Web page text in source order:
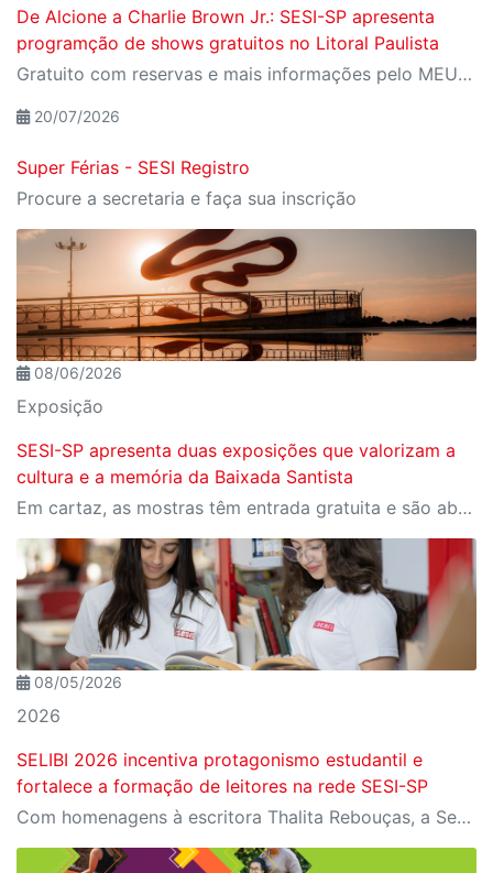
De Alcione a Charlie Brown Jr.: SESI-SP apresenta
programção de shows gratuitos no Litoral Paulista
Gratuito com reservas e mais informações pelo MEU SESI
20/07/2026
Super Férias - SESI Registro
Procure a secretaria e faça sua inscrição
08/06/2026
Exposição
SESI-SP apresenta duas exposições que valorizam a
cultura e a memória da Baixada Santista
Em cartaz, as mostras têm entrada gratuita e são abertas à visitação
08/05/2026
2026
SELIBI 2026 incentiva protagonismo estudantil e
fortalece a formação de leitores na rede SESI-SP
Com homenagens à escritora Thalita Rebouças, a Semana do Livro e da Biblioteca promove criatividade, produção autoral e diferentes formas de expressão entre estudantes da Educação Infantil à EJA